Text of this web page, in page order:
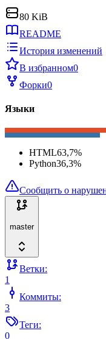
80 KiB
README
История изменений
В избранном0
Форки0
Языки
HTML63,7%
Python36,3%
Сообщить о
master
Ветки:
1
Коммиты:
3
Теги:
0